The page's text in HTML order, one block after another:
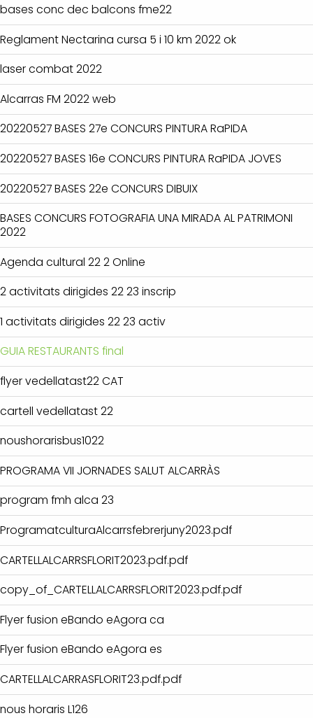
bases conc dec balcons fme22
Reglament Nectarina cursa 5 i 10 km 2022 ok
laser combat 2022
Alcarras FM 2022 web
20220527 BASES 27e CONCURS PINTURA RaPIDA
20220527 BASES 16e CONCURS PINTURA RaPIDA JOVES
20220527 BASES 22e CONCURS DIBUIX
BASES CONCURS FOTOGRAFIA UNA MIRADA AL PATRIMONI
2022
Agenda cultural 22 2 Online
2 activitats dirigides 22 23 inscrip
1 activitats dirigides 22 23 activ
GUIA RESTAURANTS final
flyer vedellatast22 CAT
cartell vedellatast 22
noushorarisbus1022
PROGRAMA VII JORNADES SALUT ALCARRÀS
program fmh alca 23
ProgramatculturaAlcarrsfebrerjuny2023.pdf
CARTELLALCARRSFLORIT2023.pdf.pdf
copy_of_CARTELLALCARRSFLORIT2023.pdf.pdf
Flyer fusion eBando eAgora ca
Flyer fusion eBando eAgora es
CARTELLALCARRASFLORIT23.pdf.pdf
nous horaris L126